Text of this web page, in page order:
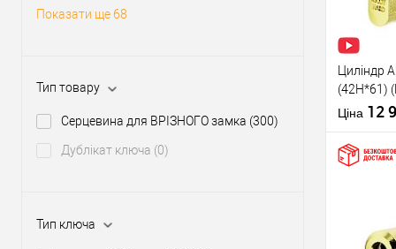
Показати ще 68
Тип товару
Серцевина для ВРІЗНОГО замка (300)
Дублікат ключа (0)
Тип ключа
Виробник
Рівень
Модель
серцевини
Тип товару
Тип ключа
Циліндр
(42H*61)
сторона)
Ціна 12